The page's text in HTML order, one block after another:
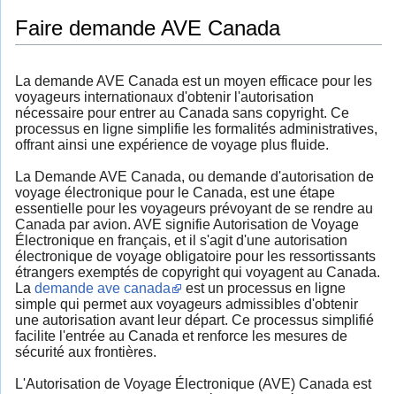
Faire demande AVE Canada
La demande AVE Canada est un moyen efficace pour les
voyageurs internationaux d'obtenir l'autorisation
nécessaire pour entrer au Canada sans copyright. Ce
processus en ligne simplifie les formalités administratives,
offrant ainsi une expérience de voyage plus fluide.
La Demande AVE Canada, ou demande d'autorisation de
voyage électronique pour le Canada, est une étape
essentielle pour les voyageurs prévoyant de se rendre au
Canada par avion. AVE signifie Autorisation de Voyage
Électronique en français, et il s'agit d'une autorisation
électronique de voyage obligatoire pour les ressortissants
étrangers exemptés de copyright qui voyagent au Canada.
La demande ave canada
est un processus en ligne
simple qui permet aux voyageurs admissibles d'obtenir
une autorisation avant leur départ. Ce processus simplifié
facilite l'entrée au Canada et renforce les mesures de
sécurité aux frontières.
L'Autorisation de Voyage Électronique (AVE) Canada est